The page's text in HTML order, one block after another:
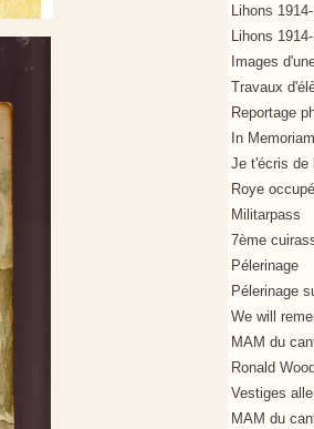
Lihons
Lihons
Images
Travaux
Reportage
In Memoriam
Je t'écris de
Roye
Militarpass
7ème
Pélerinage
Pélerinage
We will
MAM du
Ronald
Vestiges
MAM du